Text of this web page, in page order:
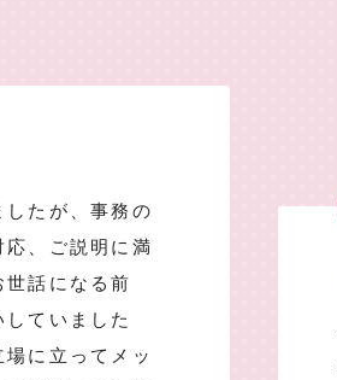
たが、事務の
、ご説明に満
話になる前
ていました
に立ってメッ